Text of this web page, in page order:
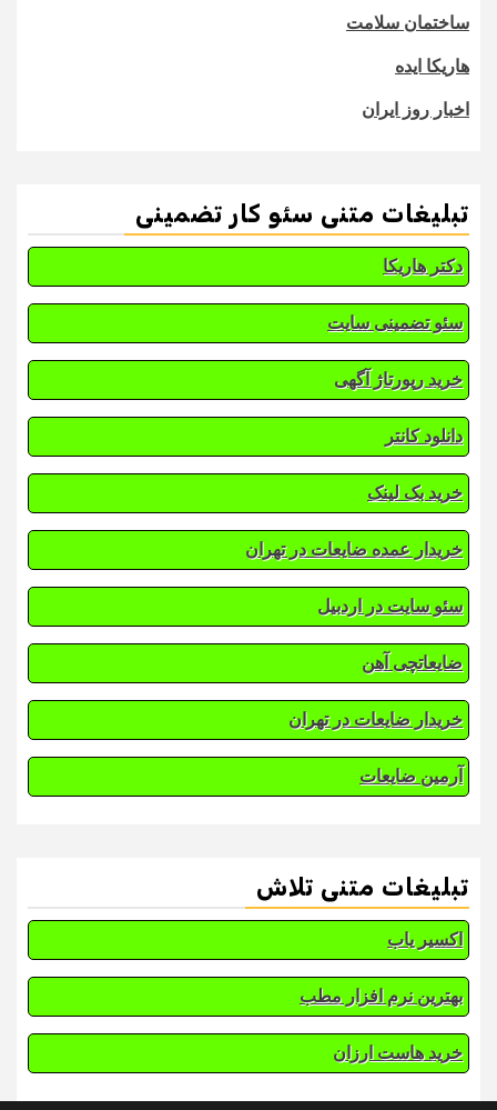
ساختمان سلامت
هاریکا ایده
اخبار روز ایران
تبلیغات متنی سئو کار تضمینی
دکتر هاریکا
سئو تضمینی سایت
خرید رپورتاژ آگهی
دانلود کانتر
خرید بک لینک
خریدار عمده ضایعات در تهران
سئو سایت در اردبیل
ضایعاتچی آهن
خریدار ضایعات در تهران
آرمین ضایعات
تبلیغات متنی تلاش
اکسیر یاب
بهترین نرم افزار مطب
خرید هاست ارزان